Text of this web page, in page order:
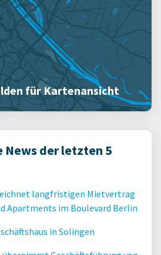
für Kartenansicht
News der letzten 5
langfristigen Mietvertrag
Apartments im Boulevard Berlin
in Solingen